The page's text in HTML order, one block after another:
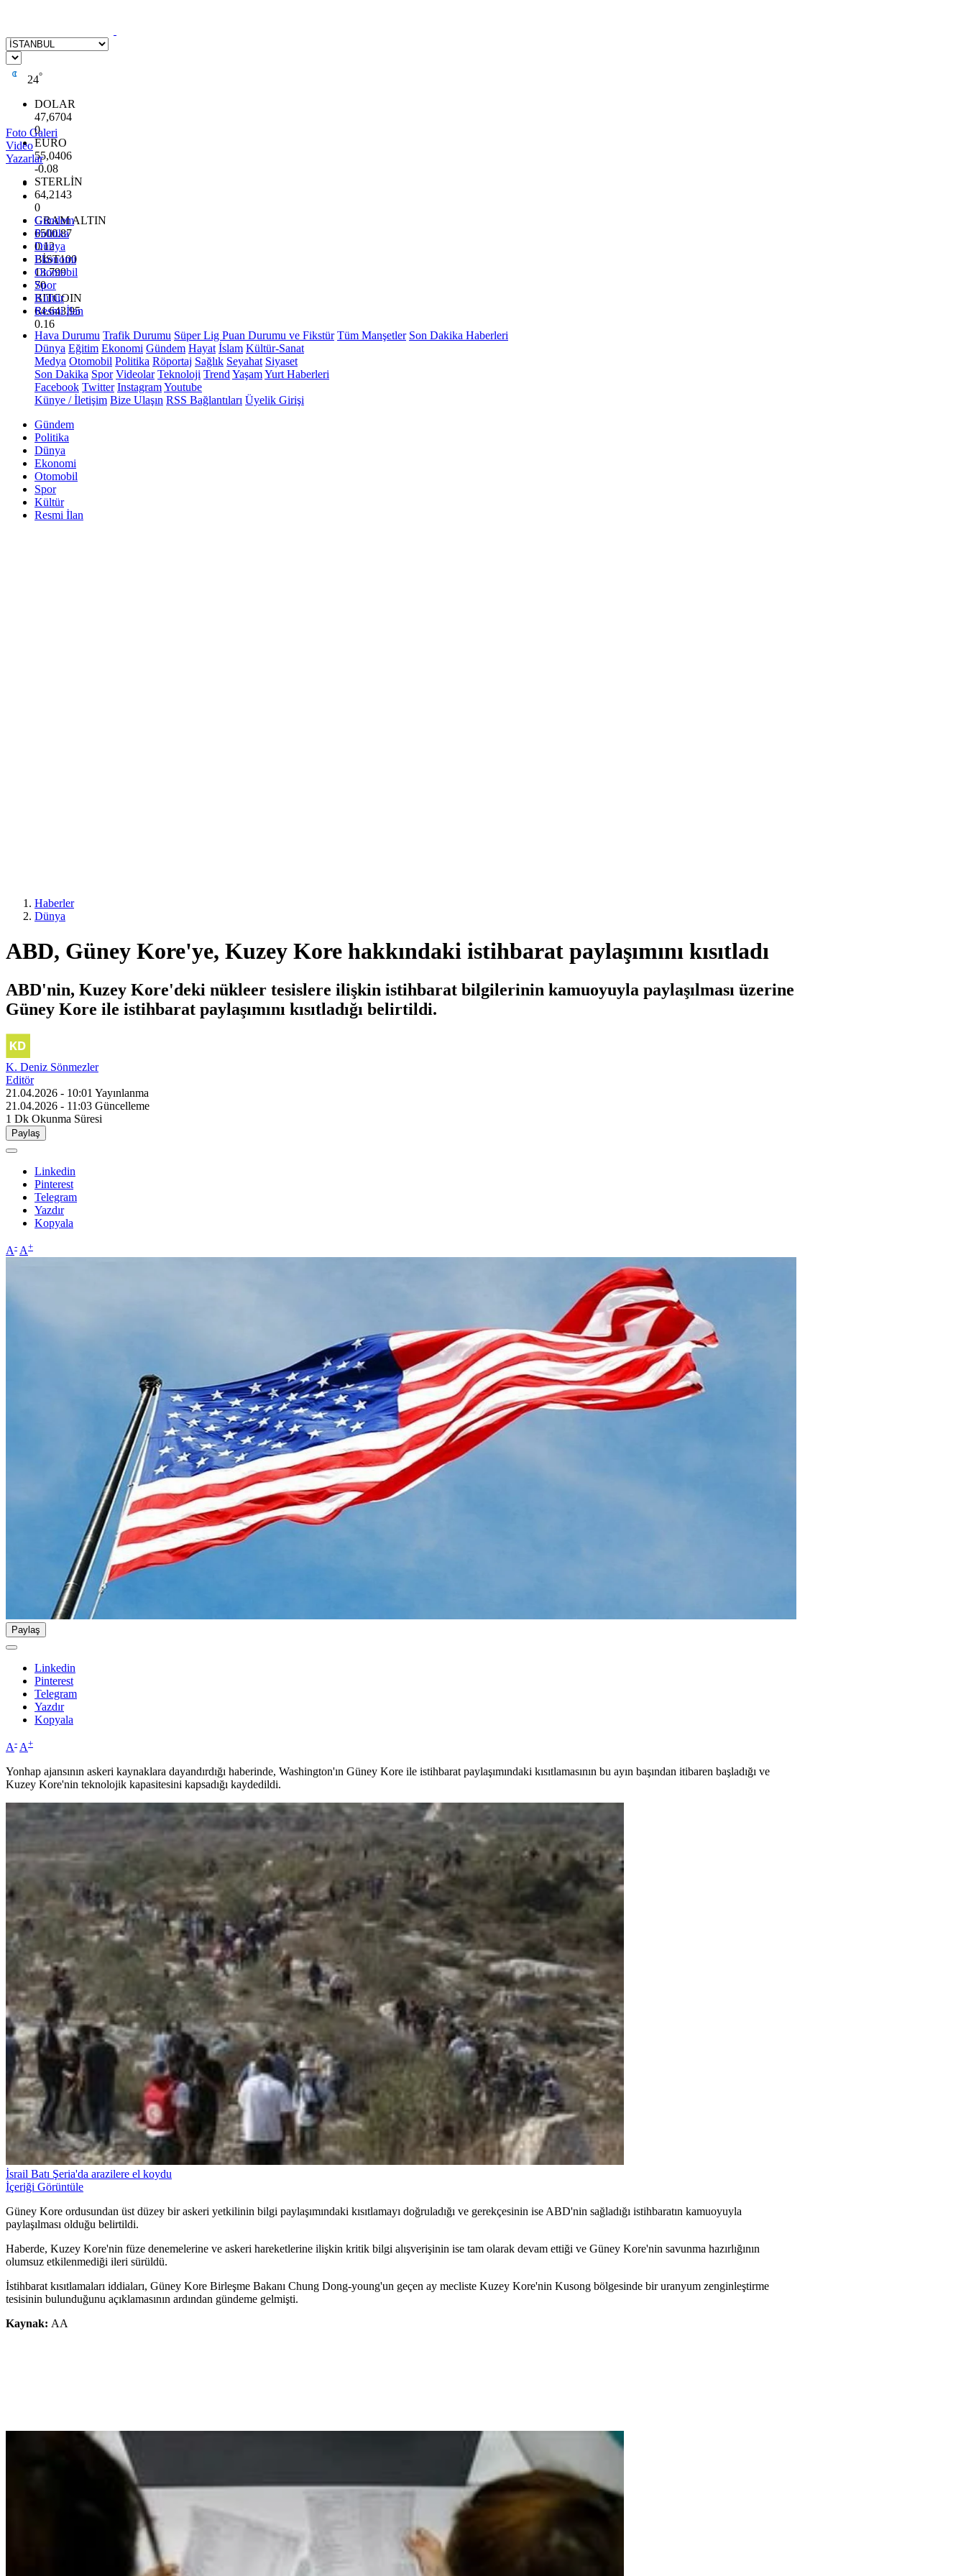
24°
DOLAR
47,6704
0
EURO
55,0406
-0.08
STERLİN
64,2143
0
GRAM ALTIN
6500.87
0.12
BİST100
13.799
70
BITCOIN
64.643,95
0.16
Foto Galeri
Video
Yazarlar
Gündem
Politika
Dünya
Ekonomi
Otomobil
Spor
Kültür
Resmi İlan
Hava Durumu Trafik Durumu Süper Lig Puan Durumu ve Fikstür Tüm Manşetler Son Dakika Haberleri
Dünya Eğitim Ekonomi Gündem Hayat İslam Kültür-Sanat
Medya Otomobil Politika Röportaj Sağlık Seyahat Siyaset
Son Dakika Spor Videolar Teknoloji Trend YaşamYurt Haberleri
Facebook Twitter InstagramYoutube
Künye / İletişim Bize Ulaşın RSS Bağlantıları Üyelik Girişi
Gündem
Politika
Dünya
Ekonomi
Otomobil
Spor
Kültür
Resmi İlan
Haberler
Dünya
ABD, Güney Kore'ye, Kuzey Kore hakkındaki istihbarat paylaşımını kısıtladı
ABD'nin, Kuzey Kore'deki nükleer tesislere ilişkin istihbarat bilgilerinin kamuoyuyla paylaşılması üzerine
Güney Kore ile istihbarat paylaşımını kısıtladığı belirtildi.
K. Deniz Sönmezler
Editör
21.04.2026 - 10:01 Yayınlanma
21.04.2026 - 11:03 Güncelleme
1 Dk Okunma Süresi
Paylaş
Linkedin
Pinterest
Telegram
Yazdır
Kopyala
A- A+
Paylaş
Linkedin
Pinterest
Telegram
Yazdır
Kopyala
A- A+
Yonhap ajansının askeri kaynaklara dayandırdığı haberinde, Washington'ın Güney Kore ile istihbarat paylaşımındaki kısıtlamasının bu ayın başından itibaren başladığı ve
Kuzey Kore'nin teknolojik kapasitesini kapsadığı kaydedildi.
İsrail Batı Şeria'da arazilere el koydu
İçeriği Görüntüle
Güney Kore ordusundan üst düzey bir askeri yetkilinin bilgi paylaşımındaki kısıtlamayı doğruladığı ve gerekçesinin ise ABD'nin sağladığı istihbaratın kamuoyuyla
paylaşılması olduğu belirtildi.
Haberde, Kuzey Kore'nin füze denemelerine ve askeri hareketlerine ilişkin kritik bilgi alışverişinin ise tam olarak devam ettiği ve Güney Kore'nin savunma hazırlığının
olumsuz etkilenmediği ileri sürüldü.
İstihbarat kısıtlamaları iddiaları, Güney Kore Birleşme Bakanı Chung Dong-young'un geçen ay mecliste Kuzey Kore'nin Kusong bölgesinde bir uranyum zenginleştirme
tesisinin bulunduğunu açıklamasının ardından gündeme gelmişti.
Kaynak: AA